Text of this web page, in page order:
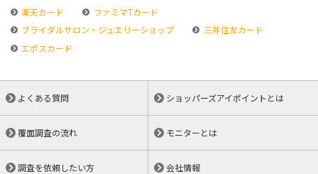
楽天カード
ファミマTカード
ブライダルサロン・ジュエリーショップ
三井住友カード
エポスカード
よくある質問 ショッパーズアイポイントとは
覆面調査の流れ モニターとは
調査を依頼したい方 会社情報